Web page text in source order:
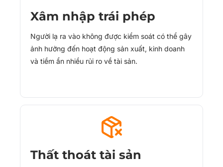
Xâm nhập trái phép
Người lạ ra vào không được kiểm soát có thể gây
ảnh hưởng đến hoạt động sản xuất, kinh doanh
và tiềm ẩn nhiều rủi ro về tài sản.
Thất thoát tài sản